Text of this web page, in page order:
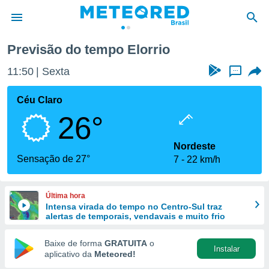
da
fornecidas
a este
das
e
forma
digital
Previsão do tempo Elorrio
11:50 Sexta ...
Céu Claro
26°
Sensação de 27°
Nordeste
7
22 km/h
Última hora
Intensa virada do tempo no Centro-Sul traz
alertas de temporais, vendavais e muito frio
Baixe de forma GRATUITA o
aplicativo da Meteored!
Instalar